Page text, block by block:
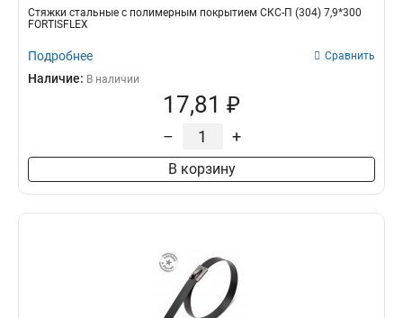
Стяжки стальные с полимерным покрытием СКС-П (304) 7,9*300
FORTISFLEX
Подробнее Сравнить
Наличие: В наличии
17,81 ₽
– +
В корзину